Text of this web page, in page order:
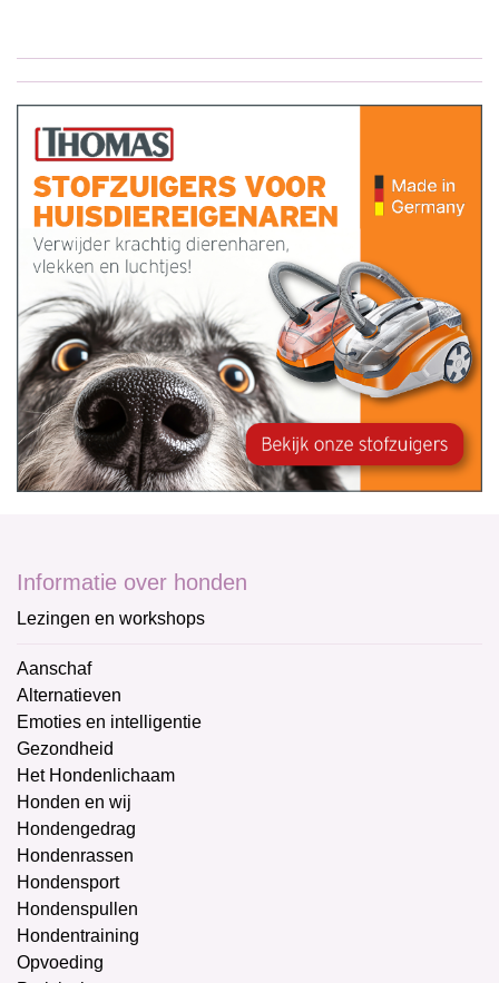
Informatie over honden
Lezingen en workshops
Aanschaf
Alternatieven
Emoties en intelligentie
Gezondheid
Het Hondenlichaam
Honden en wij
Hondengedrag
Hondenrassen
Hondensport
Hondenspullen
Hondentraining
Opvoeding